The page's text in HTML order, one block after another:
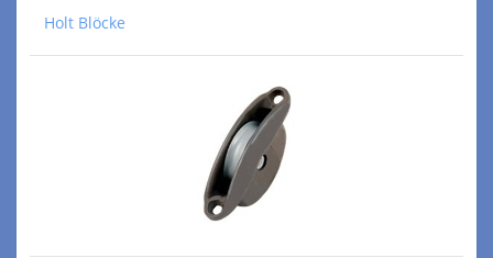
Holt Blöcke